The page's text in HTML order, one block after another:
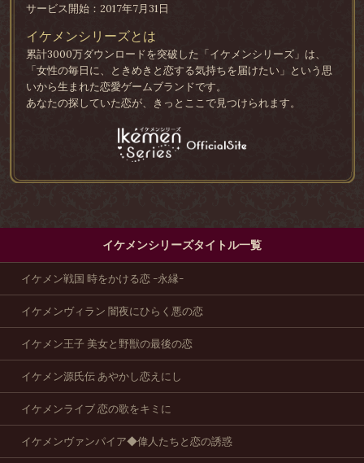
サービス開始：2017年7月31日
イケメンシリーズとは
累計3000万ダウンロードを突破した「イケメンシリーズ」は、
「女性の毎日に、ときめきと恋する気持ちを届けたい」という思
いから生まれた恋愛ゲームブランドです。
あなたの探していた恋が、きっとここで見つけられます。
イケメンシリーズタイトル一覧
イケメン戦国 時をかける恋 -永縁-
イケメンヴィラン 闇夜にひらく悪の恋
イケメン王子 美女と野獣の最後の恋
イケメン源氏伝 あやかし恋えにし
イケメンライブ 恋の歌をキミに
イケメンヴァンパイア◆偉人たちと恋の誘惑